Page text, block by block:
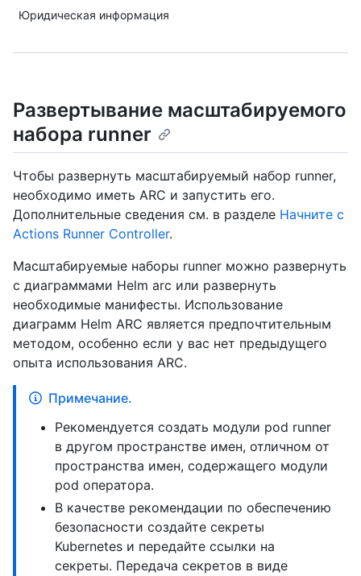
Юридическая информация
Развертывание масштабируемого
набора runner
Чтобы развернуть масштабируемый набор runner,
необходимо иметь ARC и запустить его.
Дополнительные сведения см. в разделе Начните с
Actions Runner Controller.
Масштабируемые наборы runner можно развернуть
с диаграммами Helm arc или развернуть
необходимые манифесты. Использование
диаграмм Helm ARC является предпочтительным
методом, особенно если у вас нет предыдущего
опыта использования ARC.
Примечание.
Рекомендуется создать модули pod runner
в другом пространстве имен, отличном от
пространства имен, содержащего модули
pod оператора.
В качестве рекомендации по обеспечению
безопасности создайте секреты
Kubernetes и передайте ссылки на
секреты. Передача секретов в виде